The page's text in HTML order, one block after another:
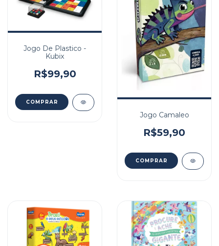
Jogo De Plastico -
Kubix
R$99,90
Jogo Camaleo
R$59,90